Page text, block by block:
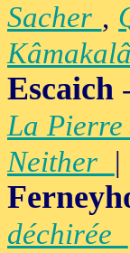
Sacher ,
Escaich -
La
Neither |
déchirée